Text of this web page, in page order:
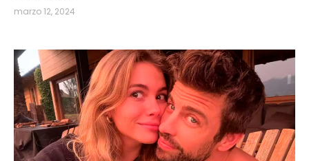
marzo 12, 2024